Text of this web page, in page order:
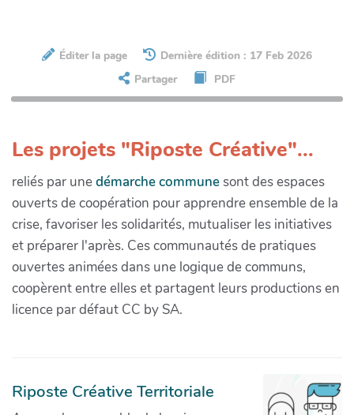
Éditer la page
Dernière édition : 17 Feb 2026
Partager
PDF